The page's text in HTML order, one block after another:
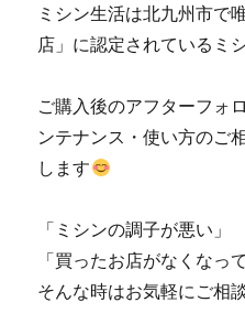
ミシン生活は北九州市で
店」に認定されているミ
ご購入後のアフターフォ
ンテナンス・使い方のご
します
「ミシンの調子が悪い」
「買ったお店がなくなっ
そんな時はお気軽にご相